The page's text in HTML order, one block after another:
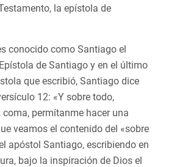
la epístola de
conocido como Santiago el
de Santiago y en el último
que escribió, Santiago dice
12: «Y sobre todo,
coma, permítanme hacer una
veamos el contenido del «sobre
apóstol Santiago, escribiendo en
bajo la inspiración de Dios el